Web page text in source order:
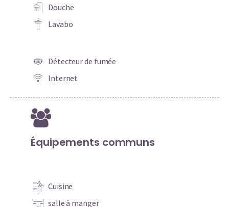
Douche
Lavabo
Détecteur de fumée
Internet
Équipements communs
Cuisine
salle à manger